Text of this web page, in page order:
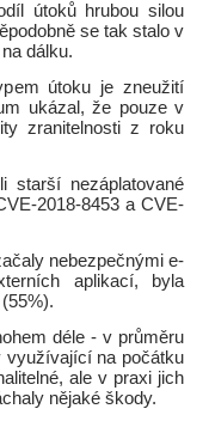
útoků hrubou silou
se tak stalo v
dálku.
útoku je zneužití
ukázal, že pouze v
zranitelnosti z roku
starší nezáplatované
2018-8453 a CVE-
nebezpečnými e-
aplikací, byla
déle - v průměru
využívající na počátku
ale v praxi jich
nějaké škody.